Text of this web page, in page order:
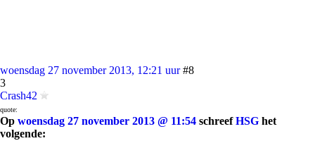
woensdag 27 november 2013, 12:21 uur #8
3
Crash42
quote:
Op woensdag 27 november 2013 @ 11:54 schreefHSG het
volgende: